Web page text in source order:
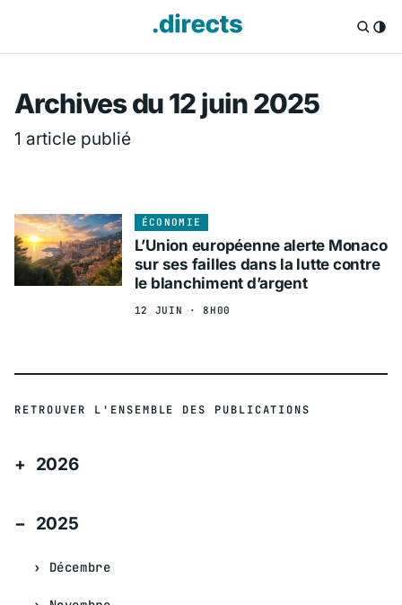
Directs.fr —
Archives du 12 juin 2025
1 article publié
ÉCONOMIE
L’Union européenne alerte Monaco
sur ses failles dans la lutte contre
le blanchiment d’argent
12 JUIN · 8H00
RETROUVER L'ENSEMBLE DES PUBLICATIONS
2026
2025
Décembre